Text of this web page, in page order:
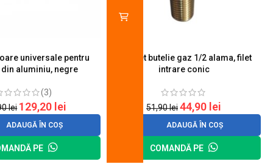
universale pentru
aluminiu, negre
(3)
lei 129,20 lei
ADAUGĂ ÎN COȘ
PE
Robinet butelie gaz 1/2 alama, filet
intrare conic
51,90lei44,90 lei
ADAUGĂ ÎN COȘ
COMANDĂ PE